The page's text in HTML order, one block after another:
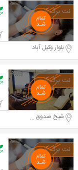
بلوار وکیل آباد
شیخ صدوق شمالی